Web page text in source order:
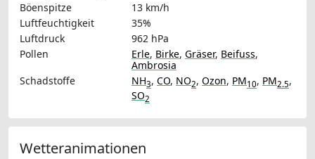
Böenspitze
13 km/h
Luftfeuchtigkeit
35%
Luftdruck
962 hPa
Pollen
Erle, Birke, Gräser, Beifuss,
Ambrosia
Schadstoffe
NH3, CO, NO2, Ozon, PM10, PM2.5,
SO2
Wetteranimationen